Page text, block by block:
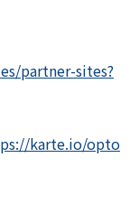
partner-sites?
karte.io/opto